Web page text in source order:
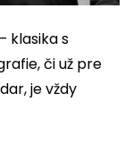
– klasika s
či už pre
je vždy